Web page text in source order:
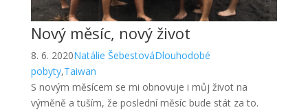
Nový měsíc, nový život
8. 6. 2020Natálie ŠebestováDlouhodobé
pobyty,Taiwan
S novým měsícem se mi obnovuje i můj život na
výměně a tuším, že poslední měsíc bude stát za to.